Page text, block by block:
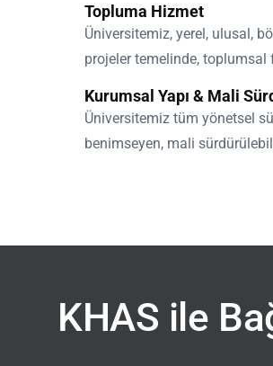
Topluma Hizmet
Üniversitemiz, yerel, ulusal,
projeler temelinde, toplumsal
Kurumsal Yapı & Mali
Üniversitemiz tüm yönetsel
benimseyen, mali
KHAS ile